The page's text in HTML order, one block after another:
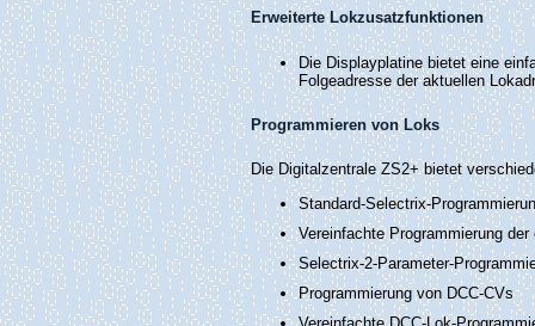
Erweiterte Lokzusatzfunktionen
Die Displayplatine bietet eine
Folgeadresse der aktuellen
Programmieren von Loks
Die Digitalzentrale ZS2+ bietet
Standard-Selectrix-
Vereinfachte Programmierung
Selectrix-2-Parameter-
Programmierung von DCC-CVs